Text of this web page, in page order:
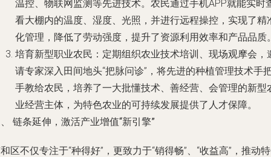
温控、物联网监测等先进技术。农民通过手机APP就能实时
看大棚内的温度、湿度、光照，并进行远程操控，实现了精
化管理，降低了劳动强度，提升了资源利用效率和产品品质
培育新型职业农民 ：定期组织农业技术培训、现场观摩会，
请专家深入田间地头“把脉问诊”，将先进的种植管理技术手
手教给农民，培养了一大批懂技术、善经营、会管理的新型
业经营主体，为特色农业的可持续发展提供了人才保障。
链条延伸，激活产业增值“新引擎”
区不仅专注于“种得好”，更致力于“销得畅”、“收益高”，推动